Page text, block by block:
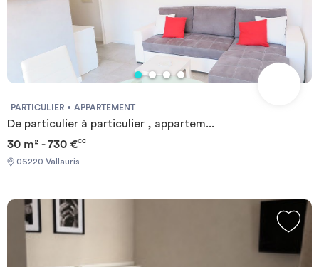
PARTICULIER APPARTEMENT
De particulier à particulier , appartem...
30 m² - 730 €CC
06220 Vallauris